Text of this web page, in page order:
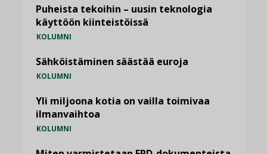
Puheista tekoihin – uusin teknologia
käyttöön kiinteistöissä
KOLUMNI
Sähköistäminen säästää euroja
KOLUMNI
Yli miljoona kotia on vailla toimivaa
ilmanvaihtoa
KOLUMNI